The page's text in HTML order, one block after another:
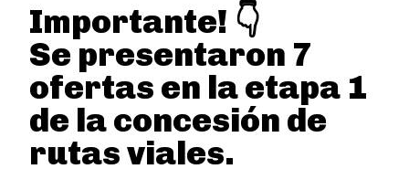
Importante! 👇
Se presentaron 7
ofertas en la etapa 1
de la concesión de
rutas viales.